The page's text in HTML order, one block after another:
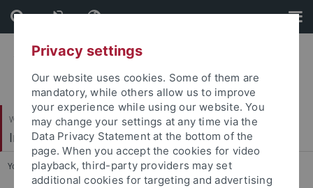
Skip
to
content
Skip
to
footer
Wirtschafts- und Sozialwissenschaftliche Fakultät
Institut für Soziologie
You are here: Startseite ... Personen
Privacy settings
Our website uses cookies. Some of them are
mandatory, while others allow us to improve
your experience while using our website. You
may change your settings at any time via the
Data Privacy Statement at the bottom of the
page. When you accept the cookies for video
playback, third-party providers may set
additional cookies for targeting and advertising